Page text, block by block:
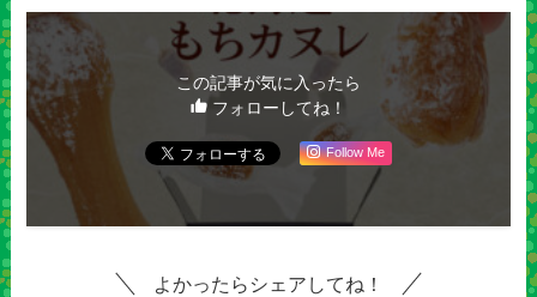
この記事が気に入ったら
フォローしてね！
Follow Me
よかったらシェアしてね！